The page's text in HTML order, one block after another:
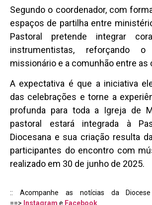
Segundo o coordenador, com
espaços de partilha entre
Pastoral pretende integrar
instrumentistas, reforçando o
missionário e a comunhão entre as
A expectativa é que a iniciativa
das celebrações e torne a
profunda para toda a Igreja de
pastoral estará integrada à
Diocesana e sua criação resulta
participantes do encontro com
realizado em 30 de junho de 2025.
:: Acompanhe as notícias da
==> Instagram e Facebook